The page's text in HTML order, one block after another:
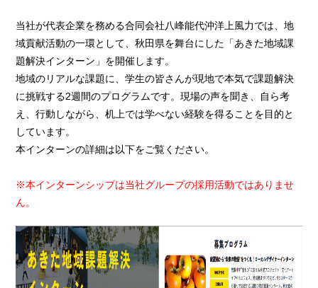
当社が代表企業を務める合同会社八峰能代沖洋上風力では、地
域貢献活動の一環として、秋田県を舞台にした「あきた地域課
題解決インターン」を開催します。
地域のリアルな課題に、学生の皆さんが現地で本気で課題解決
に挑戦する2週間のプログラムです。現場の声を聞き、自ら考
え、行動しながら、机上では学べない経験を得ることを目的と
しています。
本インターンの詳細は以下をご覧ください。
※本インターンシップは当社グループの採用活動ではありませ
ん。